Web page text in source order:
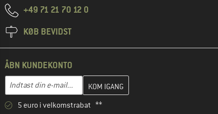
+49 71 21 70 12 0
KØB BEVIDST
ÅBN KUNDEKONTO
E-mail-adresse
Indtast din e-mailadresse her, og opret i næste trin din
5 euro i velkomstrabat **